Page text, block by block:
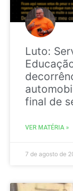
Luto:
final de
VER MATÉRIA »
7 de agosto de